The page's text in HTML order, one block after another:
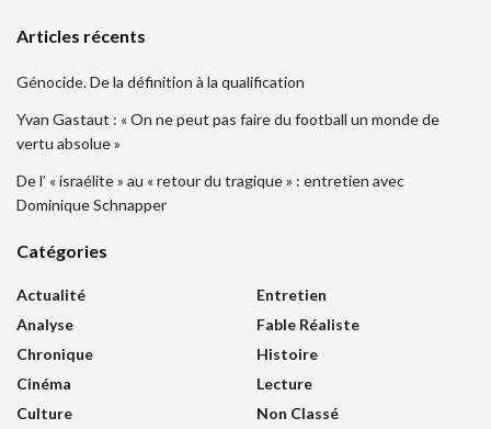
Articles récents
Génocide. De la définition à la qualification
Yvan Gastaut : « On ne peut pas faire du football un monde de
vertu absolue »
De l’ « israélite » au « retour du tragique » : entretien avec
Dominique Schnapper
Catégories
Actualité
Analyse
Chronique
Cinéma
Culture
Entretien
Fable Réaliste
Histoire
Lecture
Non Classé